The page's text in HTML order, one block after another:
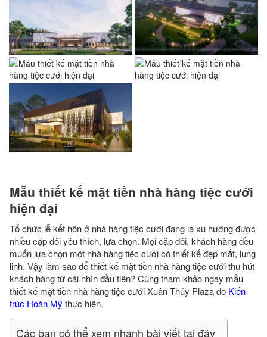
Mẫu thiết kế mặt tiền nhà hàng tiệc cưới
hiện đại
Tổ chức lễ kết hôn ở nhà hàng tiệc cưới đang là xu hướng được
nhiều cặp đôi yêu thích, lựa chọn. Mọi cặp đôi, khách hàng đều
muốn lựa chọn một nhà hàng tiệc cưới có thiết kế đẹp mắt, lung
linh. Vậy làm sao để thiết kế mặt tiền nhà hàng tiệc cưới thu hút
khách hàng từ cái nhìn đầu tiên? Cùng tham khảo ngay mẫu
thiết kế mặt tiền nhà hàng tiệc cưới Xuân Thủy Plaza do Kiến
trúc Hoàn Mỹ thực hiện.
Các bạn có thể xem nhanh bài viết tại đây